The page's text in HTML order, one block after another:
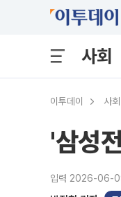
사회
이투데이 사회
'삼성
입력 2026-06-